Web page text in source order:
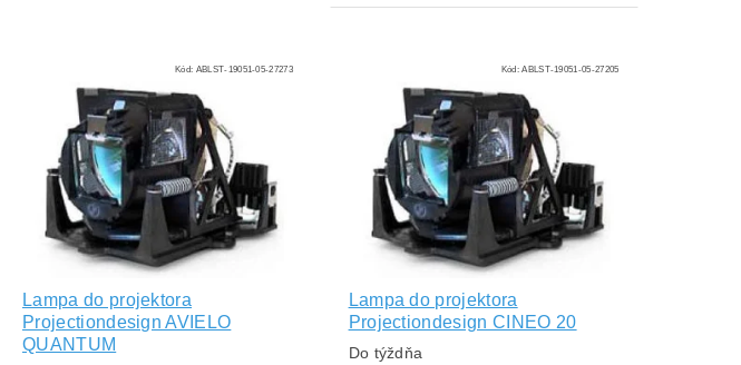
Kód: ABLST-19051-05-27273
Lampa do projektora
Projectiondesign AVIELO
QUANTUM
Kód:ABLST-19051-05-27205
Lampa do projektora
Projectiondesign CINEO 20
Do týždňa